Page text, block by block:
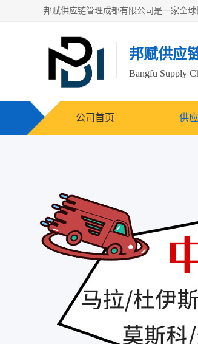
邦赋供应
Bangfu Supply
公司首页 供